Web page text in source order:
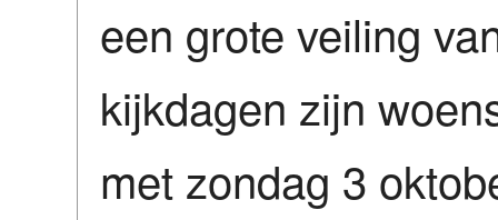
een grote veiling
kijkdagen zijn
met zondag 3